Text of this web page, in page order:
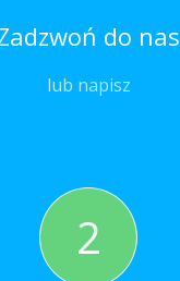
do nas
lub napisz
2